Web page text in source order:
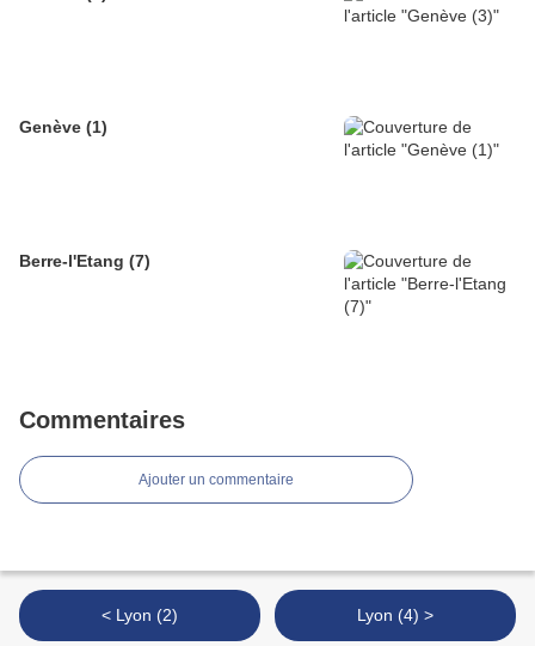
Genève (1)
Berre-l'Etang (7)
Commentaires
Ajouter un commentaire
< Lyon (2) Lyon (4) >